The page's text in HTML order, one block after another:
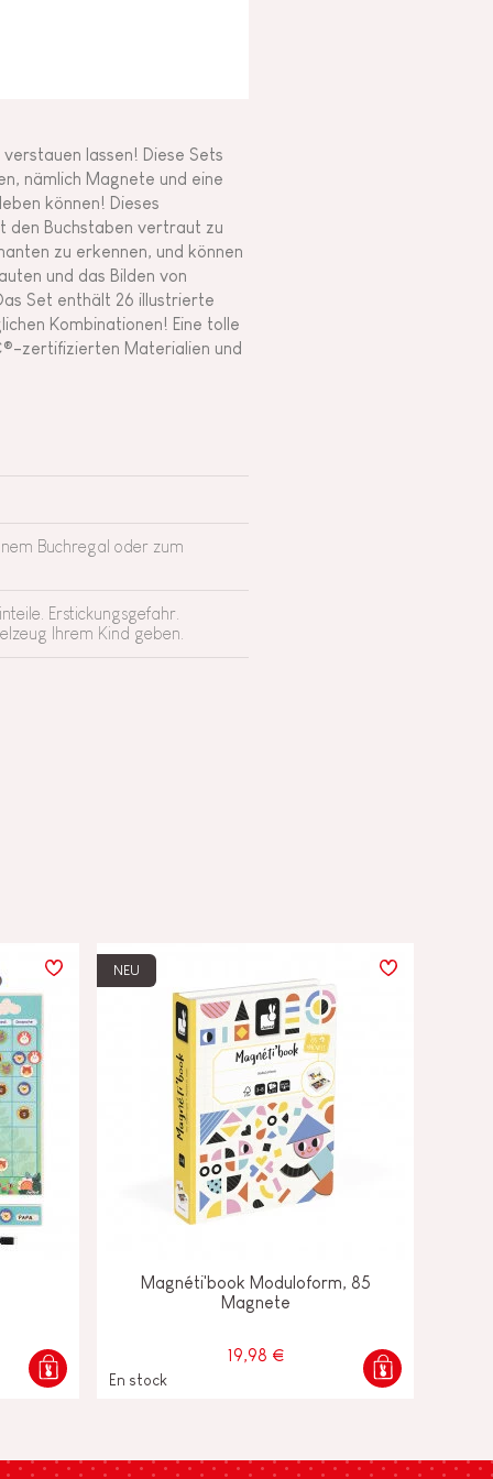
lassen! Diese Sets
nämlich Magnete und eine
können! Dieses
den Buchstaben vertraut zu
zu erkennen, und können
und das Bilden von
Set enthält 26 illustrierte
Kombinationen! Eine tolle
zertifizierten Materialien und
Buchregal oder zum
Erstickungsgefahr.
Ihrem Kind geben.
NEU
Magnéti'book Moduloform, 85
Magnete
19,98 €
En stock